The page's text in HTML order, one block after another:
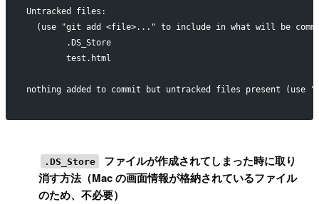
Untracked files:
(use "git add <file>..." to include in what will be
        .DS_Store
        test.html
nothing added to commit but untracked files present (use
.DS_Store
ファイルが作成されてしまった時に取り
消す方法（Mac の画面情報が格納されているファイル
のため、不必要）